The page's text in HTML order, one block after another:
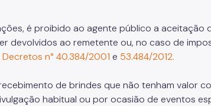
é proibido ao agente público a aceitação
devolvidos ao remetente ou, no caso de
Decretos n° 40.384/2001 e 53.484/2012.
de brindes que não tenham valor
habitual ou por ocasião de eventos